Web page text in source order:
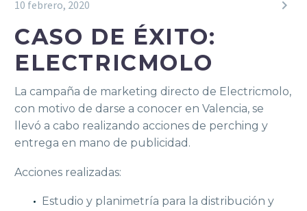

10 febrero, 2020
CASO DE ÉXITO:
ELECTRICMOLO
La campaña de marketing directo de Electricmolo,
con motivo de darse a conocer en Valencia, se
llevó a cabo realizando acciones de perching y
entrega en mano de publicidad.
Acciones realizadas:
Estudio y planimetría para la distribución y